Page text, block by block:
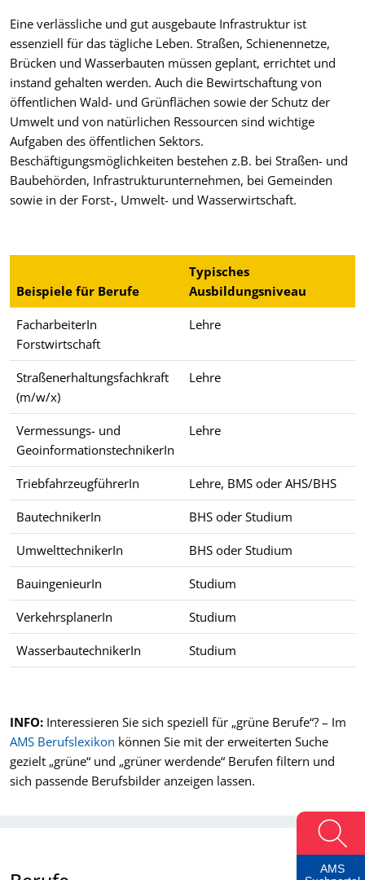
Eine verlässliche und gut ausgebaute Infrastruktur ist
essenziell für das tägliche Leben. Straßen, Schienennetze,
Brücken und Wasserbauten müssen geplant, errichtet und
instand gehalten werden. Auch die Bewirtschaftung von
öffentlichen Wald- und Grünflächen sowie der Schutz der
Umwelt und von natürlichen Ressourcen sind wichtige
Aufgaben des öffentlichen Sektors.
Beschäftigungsmöglichkeiten bestehen z.B. bei Straßen- und
Baubehörden, Infrastrukturunternehmen, bei Gemeinden
sowie in der Forst-, Umwelt- und Wasserwirtschaft.
Beispiele für Berufe
Typisches
Ausbildungsniveau
FacharbeiterIn
Forstwirtschaft
Lehre
Straßenerhaltungsfachkraft
(m/w/x)
Lehre
Vermessungs- und
GeoinformationstechnikerIn
Lehre
TriebfahrzeugführerIn Lehre, BMS oder AHS/BHS
BautechnikerIn BHS oder Studium
UmwelttechnikerIn BHS oder Studium
BauingenieurIn Studium
VerkehrsplanerIn Studium
WasserbautechnikerIn Studium
INFO: Interessieren Sie sich speziell für „grüne Berufe“? – Im
AMS Berufslexikon können Sie mit der erweiterten Suche
gezielt „grüne“ und „grüner werdende“ Berufen filtern und
sich passende Berufsbilder anzeigen lassen.
AMS